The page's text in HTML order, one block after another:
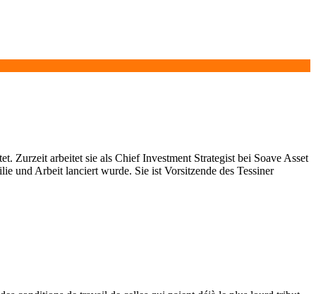
Zurzeit arbeitet sie als Chief Investment Strategist bei Soave Asset
und Arbeit lanciert wurde. Sie ist Vorsitzende des Tessiner